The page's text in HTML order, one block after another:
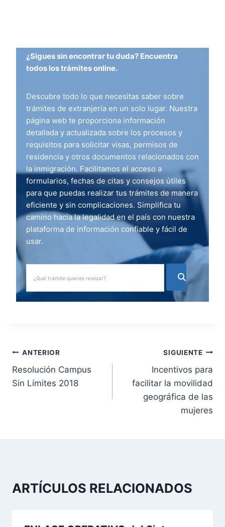
¿Sigues sin encontrar tu duda? Encuentra
todos los trámites online.
Descubre todo lo que necesitas saber sobre
trámites de extranjería en un solo lugar. Nuestra
página web te proporciona información
detallada y actualizada sobre los procesos y
requisitos para solicitar visas, permisos de
residencia y otros documentos relacionados con
la inmigración. Facilitamos el acceso a
formularios, fechas de citas y consejos útiles
para que puedas realizar tus trámites de manera
eficiente y sin complicaciones. Simplifica tu
camino hacia la legalidad en el país con nuestra
plataforma de información confiable y fácil de
usar.
N
a
c
ANTERIOR
Resolución Campus
Sin Límites 2018
SIGUIENTE
Incentivos para
facilitar la movilidad
geográfica de las
mujeres
ARTÍCULOS RELACIONADOS